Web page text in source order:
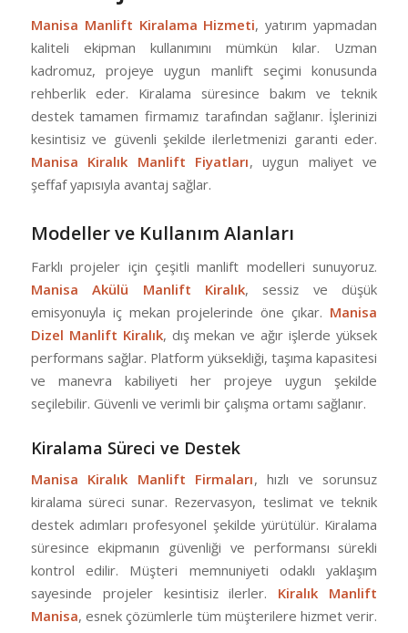
Manisa Manlift Kiralama Hizmeti, yatırım yapmadan
kaliteli ekipman kullanımını mümkün kılar. Uzman
kadromuz, projeye uygun manlift seçimi konusunda
rehberlik eder. Kiralama süresince bakım ve teknik
destek tamamen firmamız tarafından sağlanır. İşlerinizi
kesintisiz ve güvenli şekilde ilerletmenizi garanti eder.
Manisa Kiralık Manlift Fiyatları, uygun maliyet ve
şeffaf yapısıyla avantaj sağlar.
Modeller ve Kullanım Alanları
Farklı projeler için çeşitli manlift modelleri sunuyoruz.
Manisa Akülü Manlift Kiralık, sessiz ve düşük
emisyonuyla iç mekan projelerinde öne çıkar. Manisa
Dizel Manlift Kiralık, dış mekan ve ağır işlerde yüksek
performans sağlar. Platform yüksekliği, taşıma kapasitesi
ve manevra kabiliyeti her projeye uygun şekilde
seçilebilir. Güvenli ve verimli bir çalışma ortamı sağlanır.
Kiralama Süreci ve Destek
Manisa Kiralık Manlift Firmaları, hızlı ve sorunsuz
kiralama süreci sunar. Rezervasyon, teslimat ve teknik
destek adımları profesyonel şekilde yürütülür. Kiralama
süresince ekipmanın güvenliği ve performansı sürekli
kontrol edilir. Müşteri memnuniyeti odaklı yaklaşım
sayesinde projeler kesintisiz ilerler. Kiralık Manlift
Manisa, esnek çözümlerle tüm müşterilere hizmet verir.